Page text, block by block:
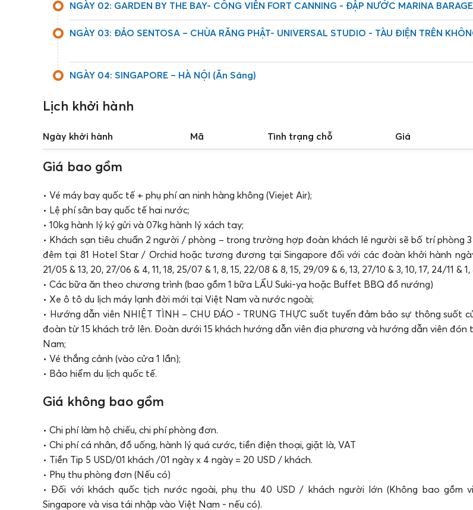
NGÀY 02: GARDEN BY THE BAY- CÔNG VIÊN FORT CANNING - ĐẬP NƯỚC MARINA
NGÀY 03: ĐẢO SENTOSA – CHÙA RĂNG PHẬT- UNIVERSAL STUDIO - TÀU ĐIỆN TRÊN
NGÀY 04: SINGAPORE – HÀ NỘI (Ăn Sáng)
Lịch khởi hành
Ngày khởi hành Mã Tình trạng chỗ Giá
Giá bao gồm
• Vé máy bay quốc tế + phụ phí an ninh hàng không (Viejet Air);
• Lệ phí sân bay quốc tế hai nước;
• 10kg hành lý ký gửi và 07kg hành lý xách tay;
• Khách sạn tiêu chuẩn 2 người / phòng – trong trường hợp đoàn khách lẻ người sẽ bố trí phòng
đêm tại 81 Hotel Star / Orchid hoặc tương đương tại Singapore đối với các đoàn khởi hành ngày
21/05 & 13, 20, 27/06 & 4, 11, 18, 25/07 & 1, 8, 15, 22/08 & 8, 15, 29/09 & 6, 13, 27/10 & 3, 10, 17, 24/11 & 1,
• Các bữa ăn theo chương trình (bao gồm 1 bữa LẨU Suki-ya hoặc Buffet BBQ đồ nướng)
• Xe ô tô du lịch máy lạnh đời mới tại Việt Nam và nước ngoài;
• Hướng dẫn viên NHIỆT TÌNH – CHU ĐÁO - TRUNG THỰC suốt tuyến đảm bảo sự thông suốt
đoàn từ 15 khách trở lên. Đoàn dưới 15 khách hướng dẫn viên địa phương và hướng dẫn viên đón
Nam;
• Vé thắng cảnh (vào cửa 1 lần);
• Bảo hiểm du lịch quốc tế.
Giá không bao gồm
• Chi phí làm hộ chiếu, chi phí phòng đơn.
• Chi phí cá nhân, đồ uống, hành lý quá cước, tiền điện thoại, giặt là, VAT
• Tiền Tip 5 USD/01 khách /01 ngày x 4 ngày = 20 USD / khách.
• Phụ thu phòng đơn (Nếu có)
• Đối với khách quốc tịch nước ngoài, phụ thu 40 USD / khách người lớn (Không bao gồm
Singapore và visa tái nhập vào Việt Nam - nếu có).